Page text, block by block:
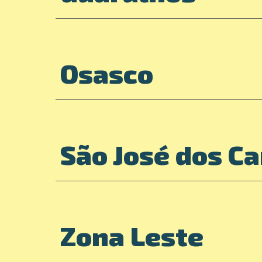
Osasco
São José dos
Zona Leste